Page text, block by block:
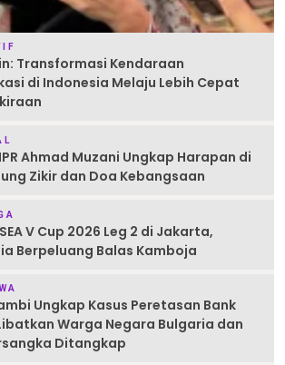
Transformasi Kendaraan
di Indonesia Melaju Lebih Cepat
Ahmad Muzani Ungkap Harapan di
Zikir dan Doa Kebangsaan
V Cup 2026 Leg 2 di Jakarta,
Berpeluang Balas Kamboja
Ungkap Kasus Peretasan Bank
Warga Negara Bulgaria dan
Ditangkap